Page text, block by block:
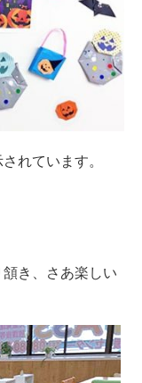
れています。
き、さあ楽しい